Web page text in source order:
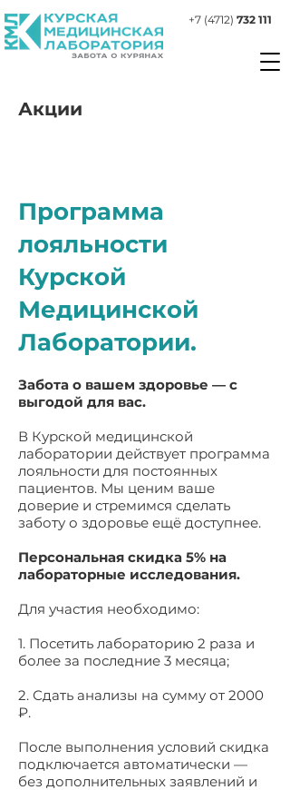
+7 (4712) 732 111
Акции
Программа
лояльности
Курской
Медицинской
Лаборатории.
Забота о вашем здоровье — с
выгодой для вас.
В Курской медицинской
лаборатории действует программа
лояльности для постоянных
пациентов. Мы ценим ваше
доверие и стремимся сделать
заботу о здоровье ещё доступнее.
Персональная скидка 5% на
лабораторные исследования.
Для участия необходимо:
1. Посетить лабораторию 2 раза и
более за последние 3 месяца;
2. Сдать анализы на сумму от 2000
₽.
После выполнения условий скидка
подключается автоматически —
без дополнительных заявлений и